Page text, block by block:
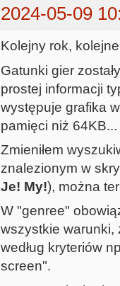
2024-05-09
Kolejny rok,
Gatunki gier
prostej informacji
występuje grafika
pamięci niż 64KB...
Zmieniłem
znalezionym w
Je! My!), można
W "genree"
wszystkie warunki,
według kryteriów
screen".